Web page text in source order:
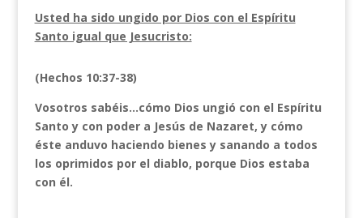
Usted ha sido ungido por Dios con el Espíritu
Santo igual que Jesucristo:
(Hechos 10:37-38)
Vosotros sabéis…cómo Dios ungió con el Espíritu
Santo y con poder a Jesús de Nazaret, y cómo
éste anduvo haciendo bienes y sanando a todos
los oprimidos por el diablo, porque Dios estaba
con él.